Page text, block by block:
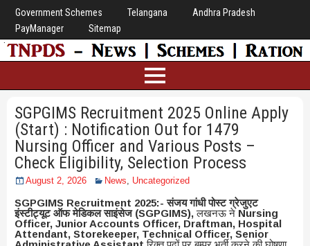
Government Schemes Telangana
Andhra Pradesh
PayManager
Sitemap
SGPGIMS Recruitment 2025 Online Apply
(Start) : Notification Out for 1479
Nursing Officer and Various Posts –
Check Eligibility, Selection Process
August 2, 2026 News Uncategorized
SGPGIMS Recruitment 2025:- संजय गांधी पोस्ट ग्रेजुएट
इंस्टीट्यूट ऑफ मेडिकल साइंसेज (SGPGIMS),लखनऊ ने Nursing
Officer, Junior Accounts Officer, Draftman, Hospital
Attendant, Storekeeper, Technical Officer, Senior